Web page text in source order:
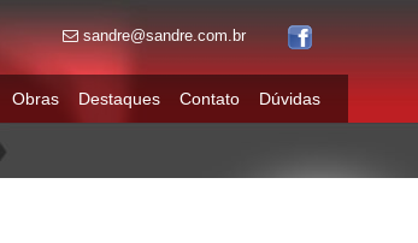
sandre@sandre.com.br
Obras Destaques Contato Dúvidas